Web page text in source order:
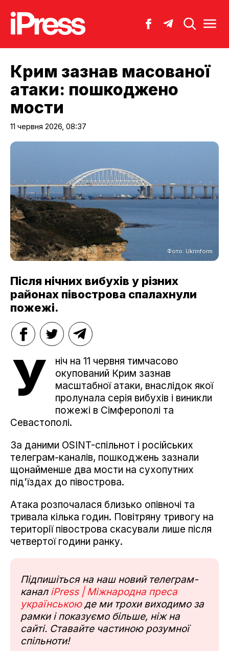
Крим зазнав масованої
атаки: пошкоджено
мости
11 червня 2026, 08:37
Фото: Ukrinform
Після нічних вибухів у різних
районах півострова спалахнули
пожежі.
У
ніч на 11 червня тимчасово
окупований Крим зазнав
масштабної атаки, внаслідок якої
пролунала серія вибухів і виникли
пожежі в Сімферополі та
Севастополі.
За даними OSINT-спільнот і російських
телеграм-каналів, пошкоджень зазнали
щонайменше два мости на сухопутних
під'їздах до півострова.
Атака розпочалася близько опівночі та
тривала кілька годин. Повітряну тривогу на
території півострова скасували лише після
четвертої години ранку.
Підпишіться на наш новий телеграм-
канал iPress | Міжнародна преса
українськоюде ми трохи виходимо за
рамки і показуємо більше, ніж на
сайті. Ставайте частиною розумної
спільноти!